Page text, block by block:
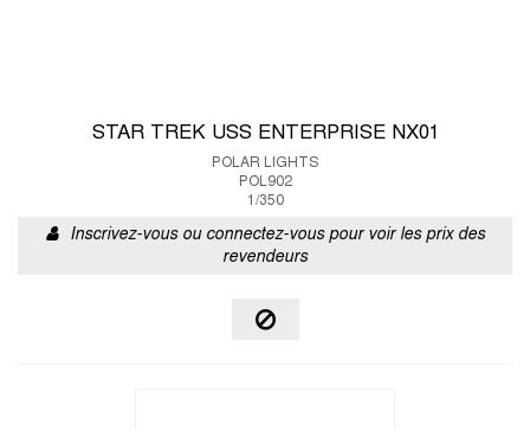
STAR TREK USS ENTERPRISE NX01
POLAR LIGHTS
POL902
1/350
Inscrivez-vous ou connectez-vous pour voir les prix des
revendeurs